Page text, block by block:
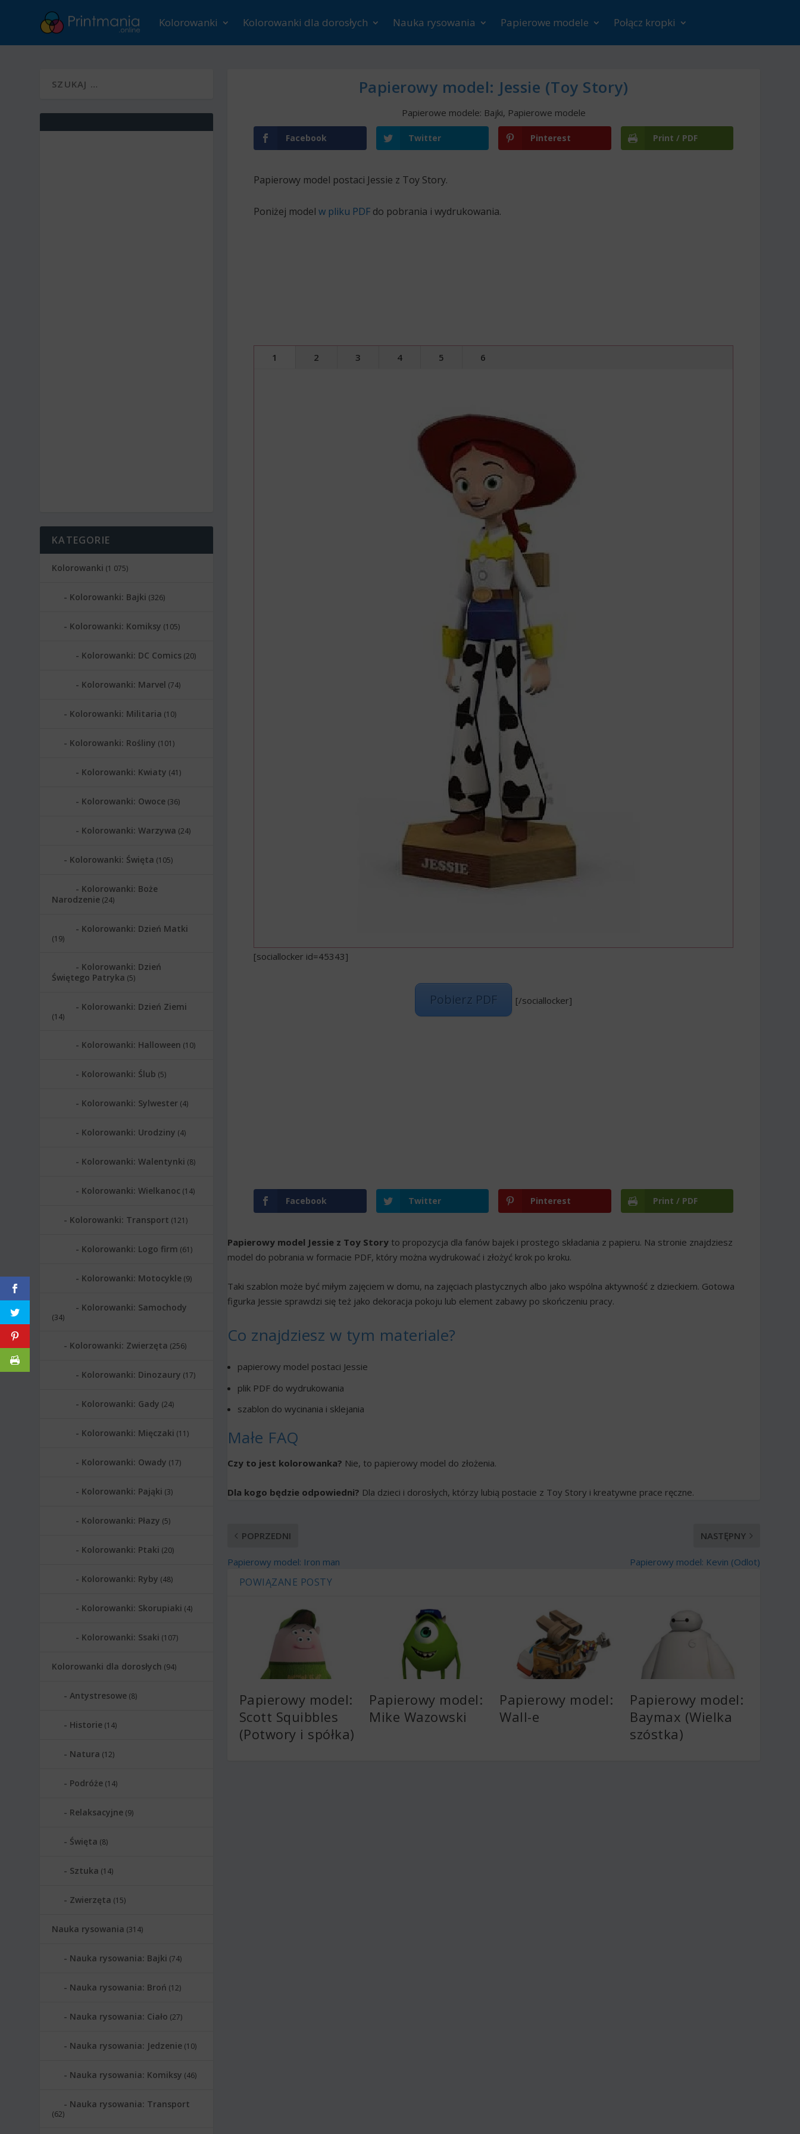
Kolorowanki Kolorowanki dla dorosłych Nauka rysowania Papierowe modele Połącz kropki
Papierowy model: Jessie (Toy Story)
Papierowe modele: Bajki, Papierowe modele
Facebook Twitter Pinterest Print / PDF
Papierowy model postaci Jessie z Toy Story.
Poniżej modelw pliku PDF do pobrania i wydrukowania.
1 2 3 4 5 6
[sociallocker id=45343]
Pobierz PDF [/sociallocker]
Facebook Twitter Pinterest Print / PDF
Papierowy model Jessie z Toy Storyto propozycja dla fanów bajek i prostego składania z papieru. Na stronie znajdziesz
model do pobrania w formacie PDF, który można wydrukować i złożyć krok po kroku.
Taki szablon może być miłym zajęciem w domu, na zajęciach plastycznych albo jako wspólna aktywność z dzieckiem. Gotowa
figurka Jessie sprawdzi się też jako dekoracja pokoju lub element zabawy po skończeniu pracy.
Co znajdziesz w tym materiale?
papierowy model postaci Jessie
plik PDF do wydrukowania
szablon do wycinania i sklejania
Małe FAQ
Czy to jest kolorowanka? Nie, to papierowy model do złożenia.
Dla kogo będzie odpowiedni? Dla dzieci i dorosłych, którzy lubią postacie z Toy Story i kreatywne prace ręczne.
POPRZEDNI
Papierowy model: Iron man
NASTĘPNY
Papierowy model: Kevin (Odlot)
POWIĄZANE POSTY
Papierowy model:
Scott Squibbles
(Potwory i spółka)
Papierowy model:
Mike Wazowski
Papierowy model:
Wall-e
Papierowy model:
Baymax (Wielka
szóstka)
KATEGORIE
Kolorowanki (1 075)
Kolorowanki: Bajki (326)
Kolorowanki: Komiksy (105)
Kolorowanki: DC Comics (20)
Kolorowanki: Marvel (74)
Kolorowanki: Militaria (10)
Kolorowanki: Rośliny (101)
Kolorowanki: Kwiaty (41)
Kolorowanki: Owoce (36)
Kolorowanki: Warzywa (24)
Kolorowanki: Święta (105)
Kolorowanki: Boże
Narodzenie (24)
Kolorowanki: Dzień Matki
(19)
Kolorowanki: Dzień
Świętego Patryka (5)
Kolorowanki: Dzień Ziemi
(14)
Kolorowanki: Halloween (10)
Kolorowanki: Ślub (5)
Kolorowanki: Sylwester (4)
Kolorowanki: Urodziny (4)
Kolorowanki: Walentynki (8)
Kolorowanki: Wielkanoc (14)
Kolorowanki: Transport (121)
Kolorowanki: Logo firm (61)
Kolorowanki: Motocykle (9)
Kolorowanki: Samochody
(34)
Kolorowanki: Zwierzęta (256)
Kolorowanki: Dinozaury (17)
Kolorowanki: Gady (24)
Kolorowanki: Mięczaki (11)
Kolorowanki: Owady (17)
Kolorowanki: Pająki (3)
Kolorowanki: Płazy (5)
Kolorowanki: Ptaki (20)
Kolorowanki: Ryby (48)
Kolorowanki: Skorupiaki (4)
Kolorowanki: Ssaki (107)
Kolorowanki dla dorosłych (94)
Antystresowe (8)
Historie (14)
Natura (12)
Podróże (14)
Relaksacyjne (9)
Święta (8)
Sztuka (14)
Zwierzęta (15)
Nauka rysowania (314)
Nauka rysowania: Bajki (74)
Nauka rysowania: Broń (12)
Nauka rysowania: Ciało (27)
Nauka rysowania: Jedzenie (10)
Nauka rysowania: Komiksy (46)
Nauka rysowania: Transport
(62)